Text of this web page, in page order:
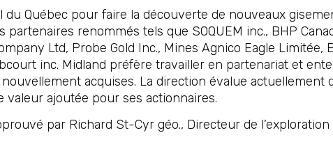
Québec pour faire la découverte de nouveaux
renommés tels que SOQUEM inc., BHP
Ltd, Probe Gold Inc., Mines Agnico Eagle Limitée,
inc. Midland préfère travailler en partenariat et
acquises. La direction évalue actuellement
ajoutée pour ses actionnaires.
par Richard St-Cyr géo., Directeur de